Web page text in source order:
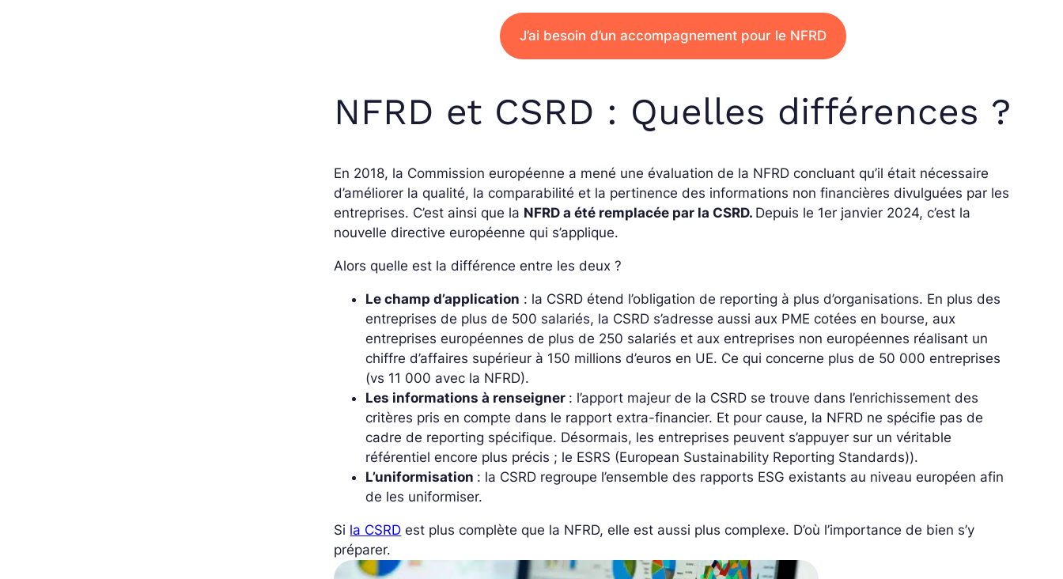
J’ai besoin d’un accompagnement pour le NFRD
NFRD et CSRD : Quelles différences ?
En 2018, la Commission européenne a mené une évaluation de la NFRD concluant qu’il était nécessaire
d’améliorer la qualité, la comparabilité et la pertinence des informations non financières divulguées par les
entreprises. C’est ainsi que la NFRD a été remplacée par la CSRD. Depuis le 1er janvier 2024, c’est la
nouvelle directive européenne qui s’applique.
Alors quelle est la différence entre les deux ?
Le champ d’application : la CSRD étend l’obligation de reporting à plus d’organisations. En plus des
entreprises de plus de 500 salariés, la CSRD s’adresse aussi aux PME cotées en bourse, aux
entreprises européennes de plus de 250 salariés et aux entreprises non européennes réalisant un
chiffre d’affaires supérieur à 150 millions d’euros en UE. Ce qui concerne plus de 50 000 entreprises
(vs 11 000 avec la NFRD).
Les informations à renseigner : l’apport majeur de la CSRD se trouve dans l’enrichissement des
critères pris en compte dans le rapport extra-financier. Et pour cause, la NFRD ne spécifie pas de
cadre de reporting spécifique. Désormais, les entreprises peuvent s’appuyer sur un véritable
référentiel encore plus précis ; le ESRS (European Sustainability Reporting Standards)).
L’uniformisation : la CSRD regroupe l’ensemble des rapports ESG existants au niveau européen afin
de les uniformiser.
Si la CSRD est plus complète que la NFRD, elle est aussi plus complexe. D’où l’importance de bien s’y
préparer.